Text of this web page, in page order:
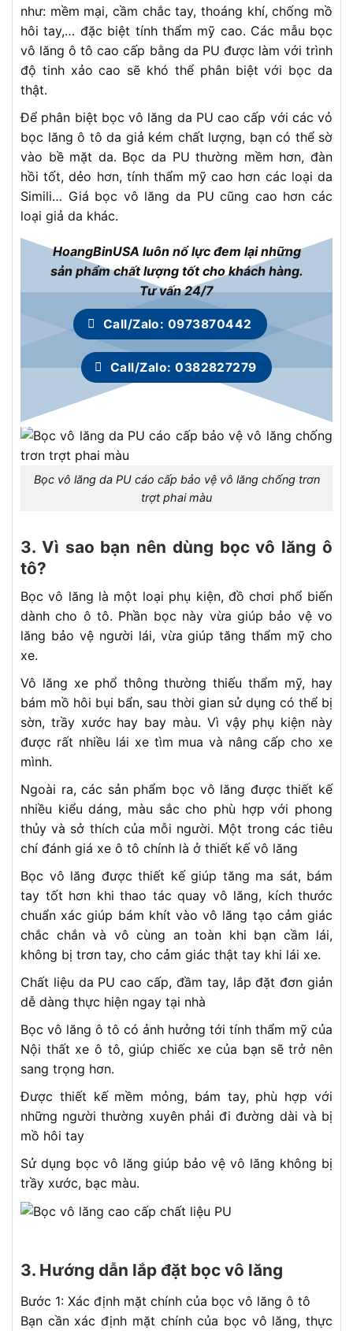
như: mềm mại, cầm chắc tay, thoáng khí, chống mồ
hôi tay,… đặc biệt tính thẩm mỹ cao. Các mẫu bọc
vô lăng ô tô cao cấp bằng da PU được làm với trình
độ tinh xảo cao sẽ khó thể phân biệt với bọc da
thật.
Để phân biệt bọc vô lăng da PU cao cấp với các vỏ
bọc lăng ô tô da giả kém chất lượng, bạn có thể sờ
vào bề mặt da. Bọc da PU thường mềm hơn, đàn
hồi tốt, dẻo hơn, tính thẩm mỹ cao hơn các loại da
Simili… Giá bọc vô lăng da PU cũng cao hơn các
loại giả da khác.
HoangBinUSA luôn nổ lực đem lại những
sản phẩm chất lượng tốt cho khách hàng.
Tư vấn 24/7
Call/Zalo: 0973870442
Call/Zalo: 0382827279
Bọc vô lăng da PU cáo cấp bảo vệ vô lăng chống trơn
trợt phai màu
3. Vì sao bạn nên dùng bọc vô lăng ô
tô?
Bọc vô lăng là một loại phụ kiện, đồ chơi phổ biến
dành cho ô tô. Phần bọc này vừa giúp bảo vệ vo
lăng bảo vệ người lái, vừa giúp tăng thẩm mỹ cho
xe.
Vô lăng xe phổ thông thường thiếu thẩm mỹ, hay
bám mồ hôi bụi bẩn, sau thời gian sử dụng có thể bị
sờn, trầy xước hay bay màu. Vì vậy phụ kiện này
được rất nhiều lái xe tìm mua và nâng cấp cho xe
mình.
Ngoài ra, các sản phẩm bọc vô lăng được thiết kế
nhiều kiểu dáng, màu sắc cho phù hợp với phong
thủy và sở thích của mỗi người. Một trong các tiêu
chí đánh giá xe ô tô chính là ở thiết kế vô lăng
Bọc vô lăng được thiết kế giúp tăng ma sát, bám
tay tốt hơn khi thao tác quay vô lăng, kích thước
chuẩn xác giúp bám khít vào vô lăng tạo cảm giác
chắc chắn và vô cùng an toàn khi bạn cầm lái,
không bị trơn tay, cho cảm giác thật tay khi lái xe.
Chất liệu da PU cao cấp, đầm tay, lắp đặt đơn giản
dễ dàng thực hiện ngay tại nhà
Bọc vô lăng ô tô có ảnh hưởng tới tính thẩm mỹ của
Nội thất xe ô tô, giúp chiếc xe của bạn sẽ trở nên
sang trọng hơn.
Được thiết kế mềm mỏng, bám tay, phù hợp với
những người thường xuyên phải đi đường dài và bị
mồ hôi tay
Sử dụng bọc vô lăng giúp bảo vệ vô lăng không bị
trầy xước, bạc màu.
3. Hướng dẫn lắp đặt bọc vô lăng
Bước 1: Xác định mặt chính của bọc vô lăng ô tô
Bạn cần xác định mặt chính của bọc vô lăng, thực